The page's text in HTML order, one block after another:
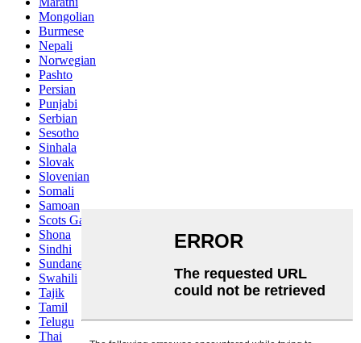
Mongolian
Burmese
Nepali
Norwegian
Pashto
Persian
Punjabi
Serbian
Sesotho
Sinhala
Slovak
Slovenian
Somali
Samoan
Scots Gaelic
Shona
Sindhi
Sundanese
Swahili
Tajik
Tamil
Telugu
Thai